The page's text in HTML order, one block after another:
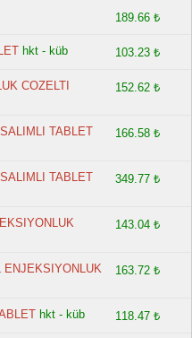
189.66 ₺
hkt - küb 103.23 ₺
COZELTI
152.62 ₺
TABLET
166.58 ₺
TABLET
349.77 ₺
143.04 ₺
ENJEKSIYONLUK
163.72 ₺
hkt - küb 118.47 ₺